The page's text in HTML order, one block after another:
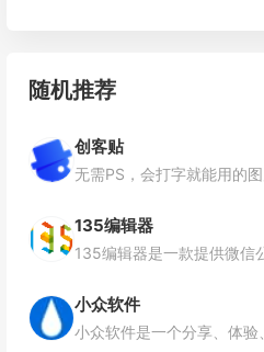
随机推荐
创客贴
135编辑器
小众软件